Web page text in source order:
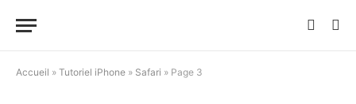
Accueil » Tutoriel iPhone » Safari » Page 3